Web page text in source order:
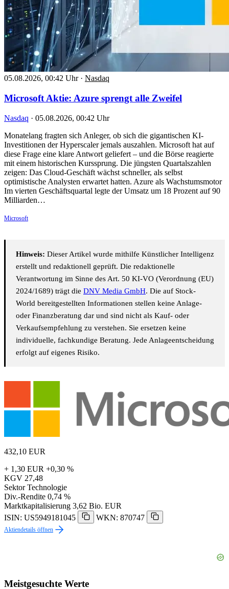
05.08.2026, 00:42 Uhr · Nasdaq
Microsoft Aktie: Azure sprengt alle Zweifel
Nasdaq · 05.08.2026, 00:42 Uhr
Monatelang fragten sich Anleger, ob sich die gigantischen KI-
Investitionen der Hyperscaler jemals auszahlen. Microsoft hat auf
diese Frage eine klare Antwort geliefert – und die Börse reagierte
mit einem historischen Kurssprung. Die jüngsten Quartalszahlen
zeigen: Das Cloud-Geschäft wächst schneller, als selbst
optimistische Analysten erwartet hatten. Azure als Wachstumsmotor
Im vierten Geschäftsquartal legte der Umsatz um 18 Prozent auf 90
Milliarden…
Microsoft
Hinweis: Dieser Artikel wurde mithilfe Künstlicher Intelligenz
erstellt und redaktionell geprüft. Die redaktionelle
Verantwortung im Sinne des Art. 50 KI-VO (Verordnung (EU)
2024/1689) trägt die DNV Media GmbH. Die auf Stock-
World bereitgestellten Informationen stellen keine Anlage-
oder Finanzberatung dar und sind nicht als Kauf- oder
Verkaufsempfehlung zu verstehen. Sie ersetzen keine
individuelle, fachkundige Beratung. Jede Anlageentscheidung
erfolgt auf eigenes Risiko.
432,10 EUR
+ 1,30 EUR +0,30 %
KGV 27,48
Sektor Technologie
Div.-Rendite 0,74 %
Marktkapitalisierung 3,62 Bio. EUR
ISIN: US5949181045
WKN: 870747
Aktiendetails öffnen
Meistgesuchte Werte